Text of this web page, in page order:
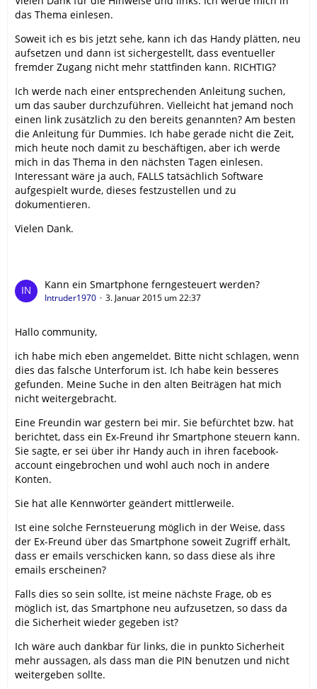
das Thema einlesen.
Soweit ich es bis jetzt sehe, kann ich das Handy plätten, neu
aufsetzen und dann ist sichergestellt, dass eventueller
fremder Zugang nicht mehr stattfinden kann. RICHTIG?
Ich werde nach einer entsprechenden Anleitung suchen,
um das sauber durchzuführen. Vielleicht hat jemand noch
einen link zusätzlich zu den bereits genannten? Am besten
die Anleitung für Dummies. Ich habe gerade nicht die Zeit,
mich heute noch damit zu beschäftigen, aber ich werde
mich in das Thema in den nächsten Tagen einlesen.
Interessant wäre ja auch, FALLS tatsächlich Software
aufgespielt wurde, dieses festzustellen und zu
dokumentieren.
Vielen Dank.
Kann ein Smartphone ferngesteuert werden?
Intruder1970 3. Januar 2015 um 22:37
Hallo community,
ich habe mich eben angemeldet. Bitte nicht schlagen, wenn
dies das falsche Unterforum ist. Ich habe kein besseres
gefunden. Meine Suche in den alten Beiträgen hat mich
nicht weitergebracht.
Eine Freundin war gestern bei mir. Sie befürchtet bzw. hat
berichtet, dass ein Ex-Freund ihr Smartphone steuern kann.
Sie sagte, er sei über ihr Handy auch in ihren facebook-
account eingebrochen und wohl auch noch in andere
Konten.
Sie hat alle Kennwörter geändert mittlerweile.
Ist eine solche Fernsteuerung möglich in der Weise, dass
der Ex-Freund über das Smartphone soweit Zugriff erhält,
dass er emails verschicken kann, so dass diese als ihre
emails erscheinen?
Falls dies so sein sollte, ist meine nächste Frage, ob es
möglich ist, das Smartphone neu aufzusetzen, so dass da
die Sicherheit wieder gegeben ist?
Ich wäre auch dankbar für links, die in punkto Sicherheit
mehr aussagen, als dass man die PIN benutzen und nicht
weitergeben sollte.